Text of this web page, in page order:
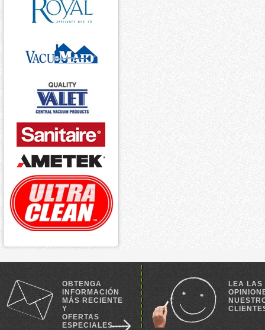
OBTENGA
INFORMACIÓN
MÁS RECIENTE
Y
OFERTAS
ESPECIALES
LEA LAS